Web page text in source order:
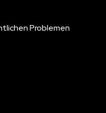
Problemen